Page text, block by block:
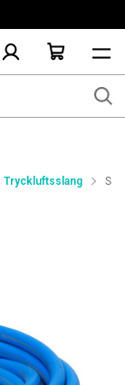
Tryckluftsslang